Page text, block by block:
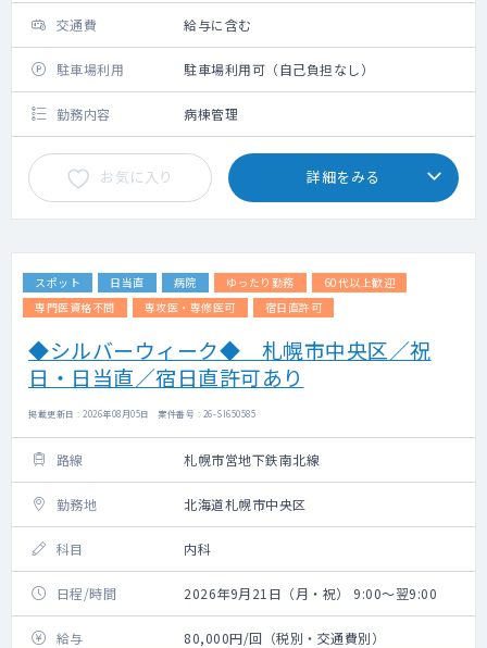
交通費 給与に含む
駐車場利用 駐車場利用可（自己負担なし）
勤務内容 病棟管理
お気に入り 詳細をみる
スポット 日当直 病院 ゆったり勤務
60代以上歓迎
専門医資格不問
専攻医・専修医可 宿日直許可
◆シルバーウィーク◆ 札幌市中央区／祝
日・日当直／宿日直許可あり
掲載更新日 : 2026年08月05日 案件番号 : 26-SI650585
路線 札幌市営地下鉄南北線
勤務地 北海道札幌市中央区
科目 内科
日程/時間 2026年9月21日（月・祝） 9:00～翌9:00
給与 80,000円/回（税別・交通費別）